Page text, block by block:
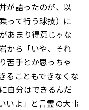
が語ったのが、以
って行う球技）に
あまり得意じゃな
から「いや、それ
苦手とか思っちゃ
ることもできなくな
自分はできるんだ
いよ」と言霊の大事